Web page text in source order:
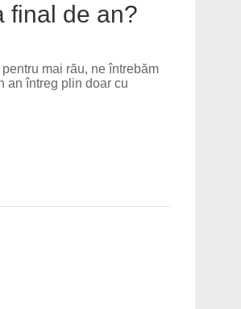
final de an?
mai rău, ne întrebăm
an întreg plin doar cu